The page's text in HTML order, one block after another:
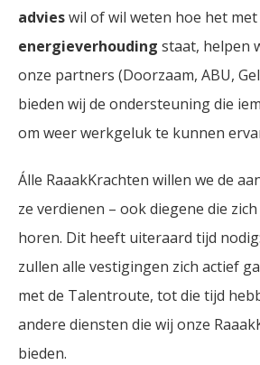
advieswil of wil weten hoe het met
energieverhouding staat, helpen
onze partners (Doorzaam, ABU,
bieden wij de ondersteuning die
om weer werkgeluk te kunnen
Álle RaaakKrachten willen we de
ze verdienen – ook diegene die
horen. Dit heeft uiteraard tijd
zullen alle vestigingen zich actief
met de Talentroute, tot die tijd
andere diensten die wij onze
bieden.